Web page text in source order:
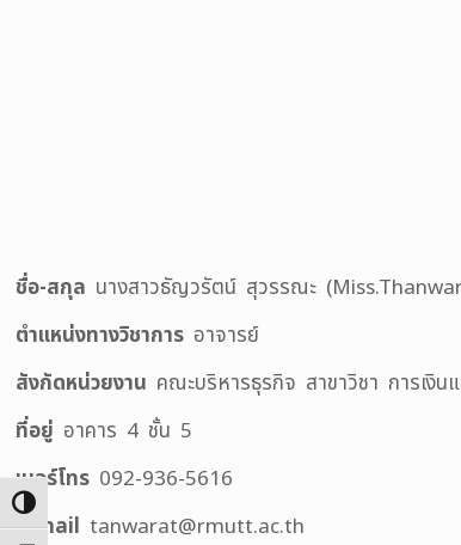
Toggle High Contrast
ชื่อ-สกุล นางสาวธัญวรัตน์ สุวรรณะ
ตำแหน่งทางวิชาการ อาจารย์
สังกัดหน่วยงาน คณะบริหารธุรกิจ สาขาวิชา การเงิน
ที่อยู่ อาคาร 4 ชั้น 5
เบอร์โทร 092-936-5616
E-mailtanwarat@rmutt.ac.th